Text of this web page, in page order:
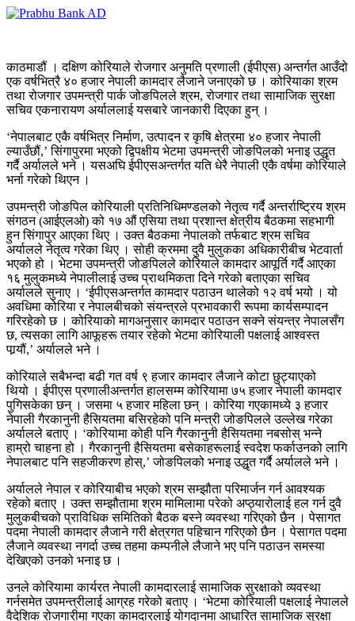
काठमाडौं । दक्षिण कोरियाले रोजगार अनुमति प्रणाली (ईपीएस) अन्तर्गत आउँदो
एक वर्षभित्रै ४० हजार नेपाली कामदार लैजाने जनाएको छ । कोरियाका श्रम
तथा रोजगार उपमन्त्री पार्क जोङपिलले श्रम, रोजगार तथा सामाजिक सुरक्षा
सचिव एकनारायण अर्याललाई यसबारे जानकारी दिएका हुन् ।
‘नेपालबाट एकै वर्षभित्र निर्माण, उत्पादन र कृषि क्षेत्रमा ४० हजार नेपाली
ल्याउँछौं,’ सिंगापुरमा भएको द्विपक्षीय भेटमा उपमन्त्री जोङपिलको भनाइ उद्धृत
गर्दै अर्यालले भने । यसअघि ईपीएसअन्तर्गत यति धेरै नेपाली एकै वर्षमा कोरियाले
भर्ना गरेको थिएन ।
उपमन्त्री जोङपिल कोरियाली प्रतिनिधिमण्डलको नेतृत्व गर्दै अन्तर्राष्ट्रिय श्रम
संगठन (आईएलओ) को १७ औं एसिया तथा प्रशान्त क्षेत्रीय बैठकमा सहभागी
हुन सिंगापुर आएका थिए । उक्त बैठकमा नेपालको तर्फबाट श्रम सचिव
अर्यालले नेतृत्व गरेका थिए । सोही क्रममा दुवै मुलुकका अधिकारीबीच भेटवार्ता
भएको हो । भेटमा उपमन्त्री जोङपिलले कोरियाले कामदार आपूर्ति गर्दै आएका
१६ मुलुकमध्ये नेपालीलाई उच्च प्राथमिकता दिने गरेको बताएका सचिव
अर्यालले सुनाए । ‘ईपीएसअन्तर्गत कामदार पठाउन थालेको १२ वर्ष भयो । यो
अवधिमा कोरिया र नेपालबीचको संयन्त्रले प्रभावकारी रूपमा कार्यसम्पादन
गरिरहेको छ । कोरियाको मागअनुसार कामदार पठाउन सक्ने संयन्त्र नेपालसँग
छ, त्यसका लागि आफूहरू तयार रहेको भेटमा कोरियाली पक्षलाई आश्वस्त
पार्‍यौं,’ अर्यालले भने ।
कोरियाले सबैभन्दा बढी गत वर्ष ९ हजार कामदार लैजाने कोटा छुट्याएको
थियो । ईपीएस प्रणालीअन्तर्गत हालसम्म कोरियामा ७५ हजार नेपाली कामदार
पुगिसकेका छन् । जसमा ५ हजार महिला छन् । कोरिया गएकामध्ये ३ हजार
नेपाली गैरकानुनी हैसियतमा बसिरहेको पनि मन्त्री जोङपिलले उल्लेख गरेका
अर्यालले बताए । ‘कोरियामा कोही पनि गैरकानुनी हैसियतमा नबसोस् भन्ने
हाम्रो चाहना हो । गैरकानुनी हैसियतमा बसेकाहरूलाई स्वदेश फर्काउनको लागि
नेपालबाट पनि सहजीकरण होस्,’ जोङपिलको भनाइ उद्धृत गर्दै अर्यालले भने ।
अर्यालले नेपाल र कोरियाबीच भएको श्रम सम्झौता परिमार्जन गर्न आवश्यक
रहेको बताए । उक्त सम्झौतामा श्रम मामिलामा परेको अप्ठ्यारोलाई हल गर्न दुवै
मुलुकबीचको प्राविधिक समितिको बैठक बस्ने व्यवस्था गरिएको छैन । पेसागत
पदमा नेपाली कामदार लैजाने गरी क्षेत्रगत पहिचान गरिएको छैन । पेसागत पदमा
लैजाने व्यवस्था नगर्दा उच्च तहमा कम्पनीले लैजाने भए पनि पठाउन समस्या
देखिएको उनको भनाइ छ ।
उनले कोरियामा कार्यरत नेपाली कामदारलाई सामाजिक सुरक्षाको व्यवस्था
गर्नसमेत उपमन्त्रीलाई आग्रह गरेको बताए । ‘भेटमा कोरियाली पक्षलाई नेपालले
वैदेशिक रोजगारीमा गएका कामदारलाई योगदानमा आधारित सामाजिक सुरक्षा